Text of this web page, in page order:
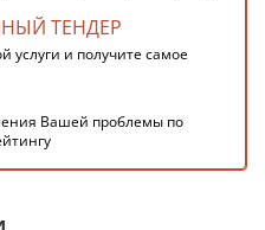
ТЕНДЕР
услуги и получите самое
Вашей проблемы по